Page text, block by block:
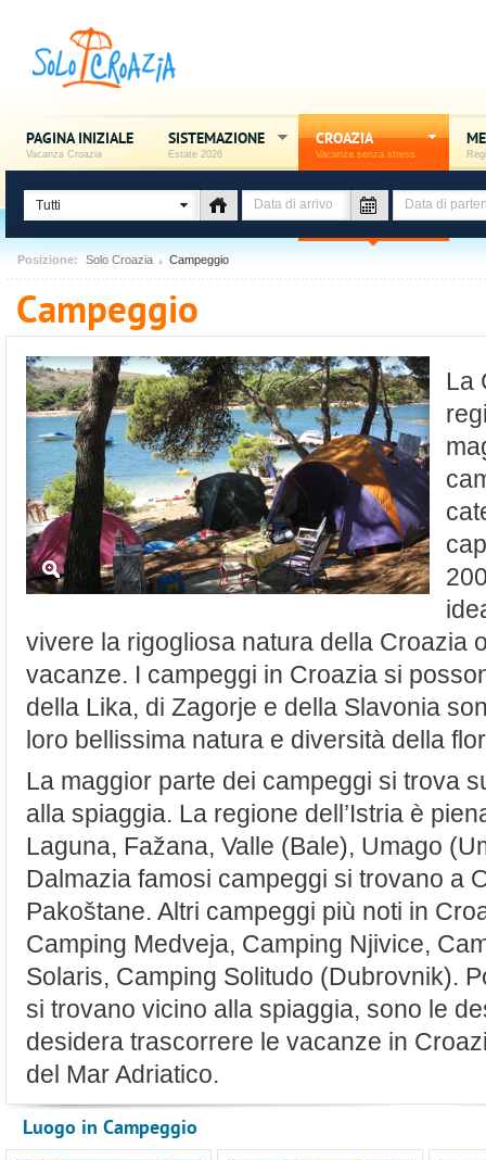
PAGINA INIZIALE
Vacanza Croazia
SISTEMAZIONE
Estate 2026
CROAZIA
Vacanza senza stress
Tutti
Posizione: Solo Croazia Campeggio
Campeggio
La
vivere la rigogliosa natura della Croazia
vacanze. I campeggi in Croazia si
della Lika, di Zagorje e della Slavonia
loro bellissima natura e diversità della
La maggior parte dei campeggi si trova
alla spiaggia. La regione dell’Istria è
Laguna, Fažana, Valle (Bale), Umago
Dalmazia famosi campeggi si trovano a
Pakoštane. Altri campeggi più noti in
Camping Medveja, Camping Njivice,
Solaris, Camping Solitudo (Dubrovnik).
si trovano vicino alla spiaggia, sono le
desidera trascorrere le vacanze in
del Mar Adriatico.
Luogo in Campeggio